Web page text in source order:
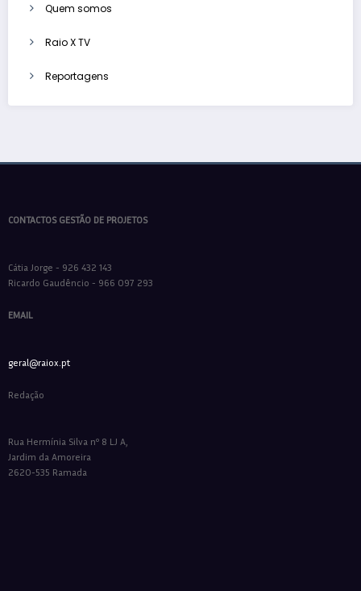
Quem somos
Raio X TV
Reportagens
CONTACTOS GESTÃO DE PROJETOS
Cátia Jorge - 926 432 143
Ricardo Gaudêncio - 966 097 293
EMAIL
geral@raiox.pt
Redação
Rua Hermínia Silva nº 8 LJ A,
Jardim da Amoreira
2620-535 Ramada